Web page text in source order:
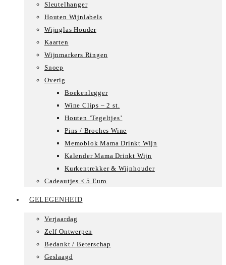
Sleutelhanger
Houten Wijnlabels
Wijnglas Houder
Kaarten
Wijnmarkers Ringen
Snoep
Overig
Boekenlegger
Wine Clips – 2 st.
Houten ‘Tegeltjes’
Pins / Broches Wine
Memoblok Mama Drinkt Wijn
Kalender Mama Drinkt Wijn
Kurkentrekker & Wijnhouder
Cadeautjes < 5 Euro
GELEGENHEID
Verjaardag
Zelf Ontwerpen
Bedankt / Beterschap
Geslaagd